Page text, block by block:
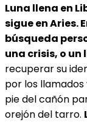
Luna llena en
sigue en Aries.
búsqueda
una crisis, o
recuperar su
por los
pie del cañón
orejón del tarro.